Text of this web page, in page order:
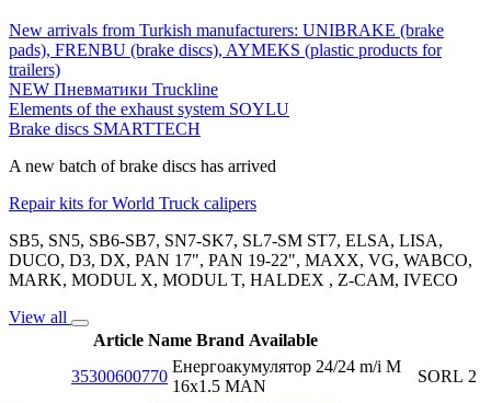
New arrivals from Turkish manufacturers: UNIBRAKE (brake
pads), FRENBU (brake discs), AYMEKS (plastic products for
trailers)
NEW Пневматики Truckline
Elements of the exhaust system SOYLU
Brake discs SMARTTECH
A new batch of brake discs has arrived
Repair kits for World Truck calipers
SB5, SN5, SB6-SB7, SN7-SK7, SL7-SM ST7, ELSA, LISA,
DUCO, D3, DX, PAN 17", PAN 19-22", MAXX, VG, WABCO,
MARK, MODUL X, MODUL T, HALDEX , Z-CAM, IVECO
View all
Article Name Brand Available
35300600770
Енергоакумулятор 24/24 m/i M
16x1.5 MAN
SORL 2